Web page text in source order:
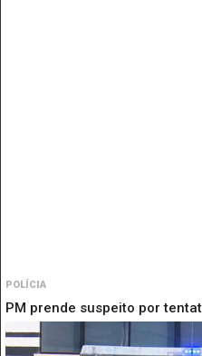
POLÍCIA
PM prende suspeito por